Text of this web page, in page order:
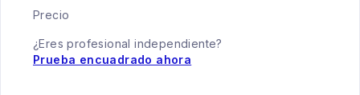
Precio
¿Eres profesional independiente?
Prueba encuadrado ahora